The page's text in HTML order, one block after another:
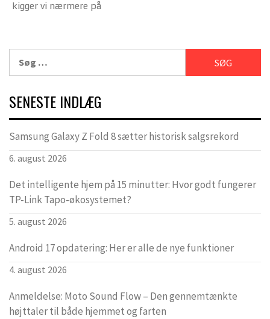
kigger vi nærmere på
efter:
SENESTE INDLÆG
Samsung Galaxy Z Fold 8 sætter historisk salgsrekord
6. august 2026
Det intelligente hjem på 15 minutter: Hvor godt fungerer
TP-Link Tapo-økosystemet?
5. august 2026
Android 17 opdatering: Her er alle de nye funktioner
4. august 2026
Anmeldelse: Moto Sound Flow – Den gennemtænkte
højttaler til både hjemmet og farten